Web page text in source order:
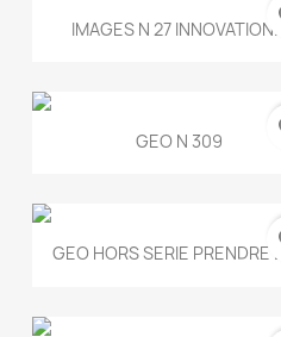
Aperçu rapide
IMAGES N 27
Aperçu rapide
GEO N 309
Aperçu rapide
GEO HORS SERIE PRENDRE